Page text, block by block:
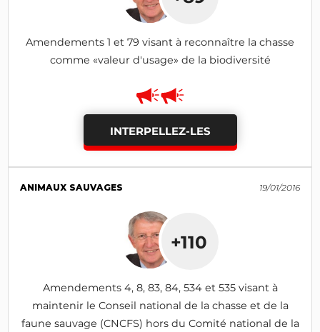
Amendements 1 et 79 visant à reconnaître la chasse
comme «valeur d'usage» de la biodiversité
INTERPELLEZ-LES
ANIMAUX SAUVAGES 19/01/2016
+110
Amendements 4, 8, 83, 84, 534 et 535 visant à
maintenir le Conseil national de la chasse et de la
faune sauvage (CNCFS) hors du Comité national de la